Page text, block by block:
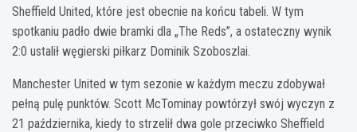
Sheffield United, które jest obecnie na końcu tabeli. W tym
spotkaniu padło dwie bramki dla „The Reds”, a ostateczny wynik
2:0 ustalił węgierski piłkarz Dominik Szoboszlai.
Manchester United w tym sezonie w każdym meczu zdobywał
pełną pulę punktów. Scott McTominay powtórzył swój wyczyn z
21 października, kiedy to strzelił dwa gole przeciwko Sheffield